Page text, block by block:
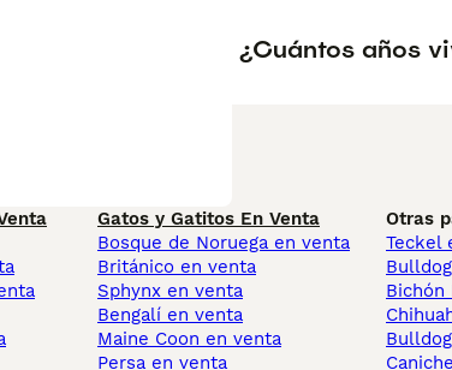
¿Cuántos años
Gatos y Gatitos En Venta
Bosque de Noruega en venta
Británico en venta
Sphynx en venta
Bengalí en venta
Maine Coon en venta
Persa en venta
Otras
Teckel
Bichón